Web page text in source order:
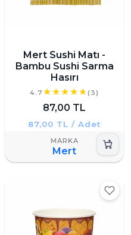
Mert Sushi Matı -
Bambu Sushi Sarma
Hasırı
4.7 (3)
87,00 TL
87,00 TL / Adet
Mert